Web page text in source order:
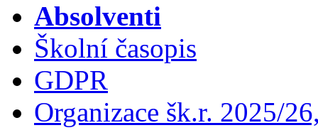
Absolventi
Školní časopis
GDPR
Organizace šk.r. 2025/